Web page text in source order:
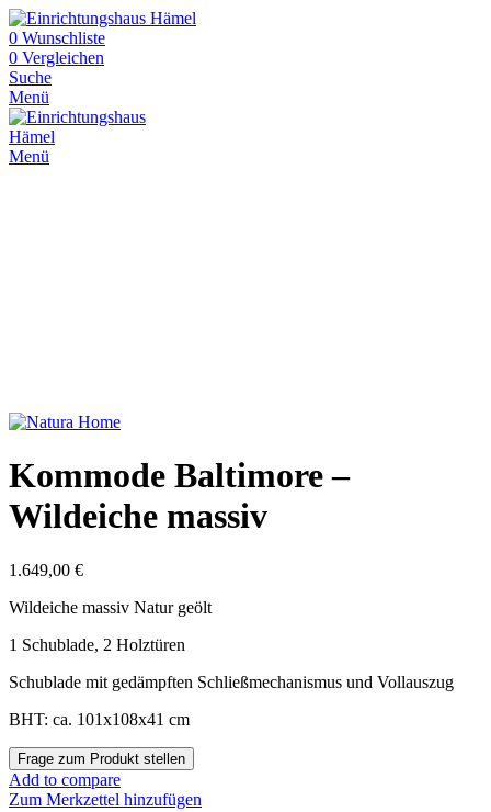
0 Wunschliste
0 Vergleichen
Suche
Menü
Menü
Kommode Baltimore –
Wildeiche massiv
1.649,00 €
Wildeiche massiv Natur geölt
1 Schublade, 2 Holztüren
Schublade mit gedämpften Schließmechanismus und Vollauszug
BHT: ca. 101x108x41 cm
Add to compare
Zum Merkzettel hinzufügen